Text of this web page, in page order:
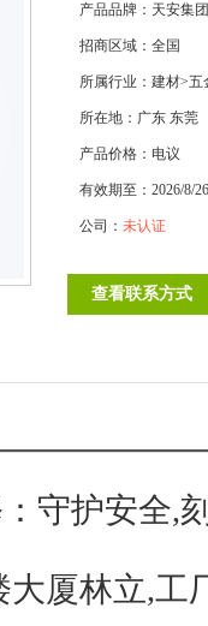
产品品牌： 天安集团
招商区域：全国
所属行业：建材>五
所在地：广东 东莞
产品价格：电议
有效期至：2026/8/
公司： 未认证
查看联系方式
守护安全,
厦林立,工